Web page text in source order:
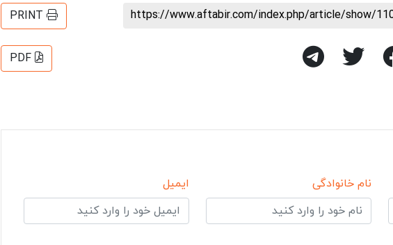
https://www.aftabir.com/index.php/article/show/
PRINT
PDF
نام خانوادگی ایمیل